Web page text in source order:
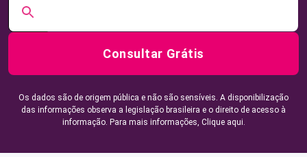
Consultar Grátis
Os dados são de origem pública e não são sensíveis. A disponibilização
das informações observa a legislação brasileira e o direito de acesso à
informação. Para mais informações, Clique aqui.